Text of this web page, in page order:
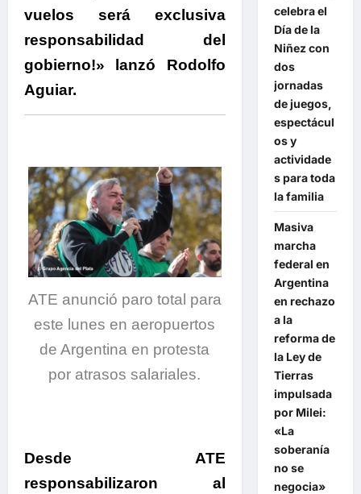
vuelos será exclusiva
responsabilidad del
gobierno!» lanzó Rodolfo
Aguiar.
ATE anunció paro total para
este lunes en aeropuertos
de Argentina en protesta
por atrasos salariales.
Desde ATE
responsabilizaron al
celebra el
Día de la
Niñez con
dos
jornadas
de juegos,
espectácul
os y
actividade
s para toda
la familia
Masiva
marcha
federal en
Argentina
en rechazo
a la
reforma de
la Ley de
Tierras
impulsada
por Milei:
«La
soberanía
no se
negocia»